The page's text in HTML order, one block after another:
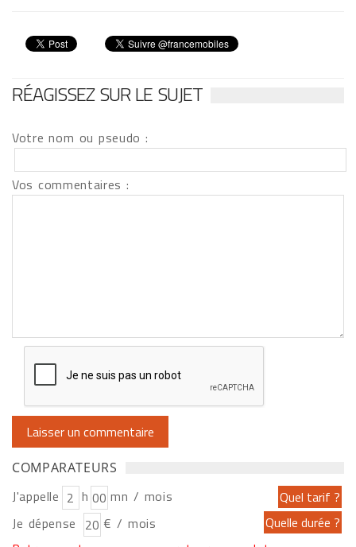
RÉAGISSEZ SUR LE SUJET
Votre nom ou pseudo :
Vos commentaires :
COMPARATEURS
J'appelle h
mn / mois
Je dépense
€ / mois